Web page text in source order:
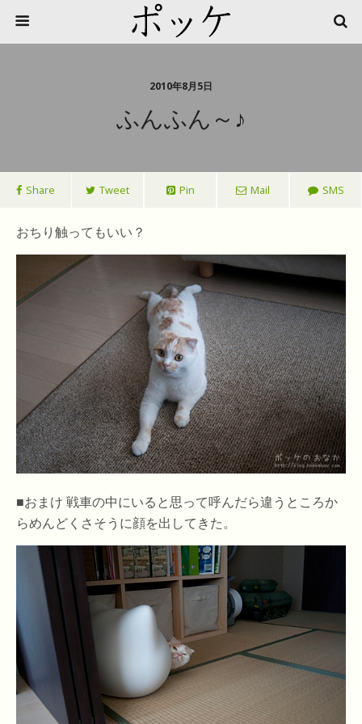
2010年8月5日
ふんふん～♪
Share Tweet Pin Mail SMS
おちり触ってもいい？
■おまけ 戦車の中にいると思って呼んだら違うところか
らめんどくさそうに顔を出してきた。